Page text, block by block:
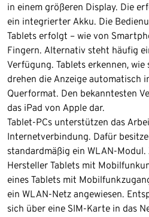
in einem größeren Display. Die
ein integrierter Akku. Die
Tablets erfolgt – wie von
Fingern. Alternativ steht häufig
Verfügung. Tablets erkennen,
drehen die Anzeige automatisch
Querformat. Den bekanntesten
das iPad von Apple dar.
Tablet-PCs unterstützen das
Internetverbindung. Dafür
standardmäßig ein WLAN-
Hersteller Tablets mit
eines Tablets mit
ein WLAN-Netz angewiesen.
sich über eine SIM-Karte in das